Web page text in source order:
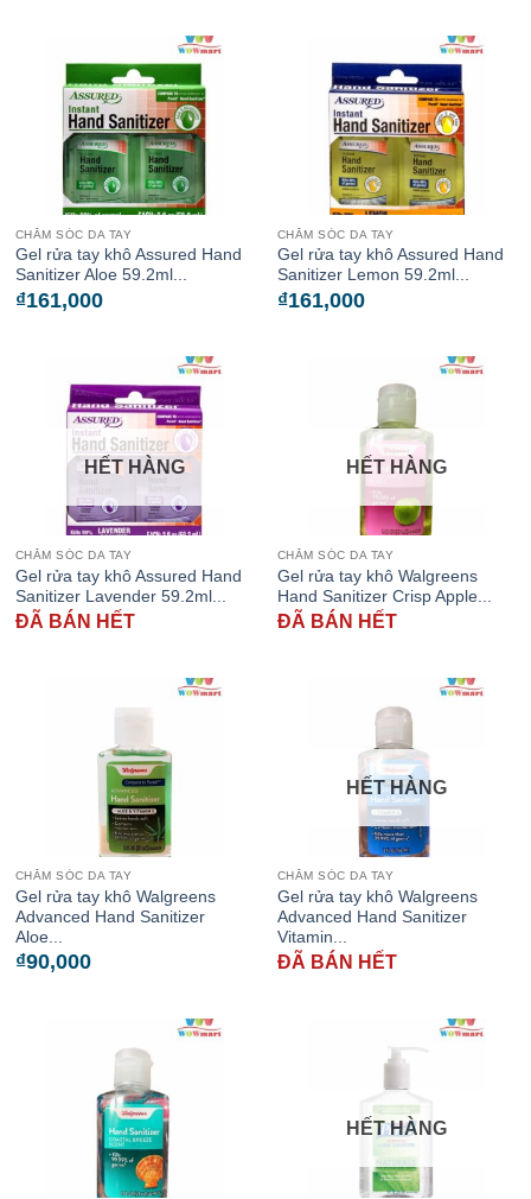
CHĂM SÓC DA TAY
Gel rửa tay khô Assured Hand
Sanitizer Aloe 59.2ml...
₫161,000
CHĂM SÓC DA TAY
Gel rửa tay khô Assured Hand
Sanitizer Lemon 59.2ml...
₫161,000
HẾT HÀNG
CHĂM SÓC DA TAY
Gel rửa tay khô Assured Hand
Sanitizer Lavender 59.2ml...
ĐÃ BÁN HẾT
HẾT HÀNG
CHĂM SÓC DA TAY
Gel rửa tay khô Walgreens
Hand Sanitizer Crisp Apple...
ĐÃ BÁN HẾT
CHĂM SÓC DA TAY
Gel rửa tay khô Walgreens
Advanced Hand Sanitizer
Aloe...
₫90,000
HẾT HÀNG
CHĂM SÓC DA TAY
Gel rửa tay khô Walgreens
Advanced Hand Sanitizer
Vitamin...
ĐÃ BÁN HẾT
HẾT HÀNG